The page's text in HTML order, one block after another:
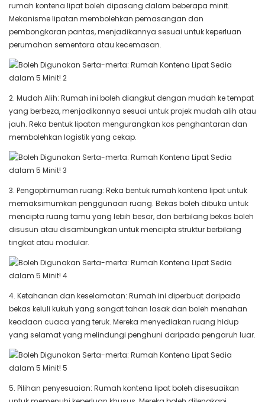
rumah kontena lipat boleh dipasang dalam beberapa minit.
Mekanisme lipatan membolehkan pemasangan dan
pembongkaran pantas, menjadikannya sesuai untuk keperluan
perumahan sementara atau kecemasan.
2. Mudah Alih: Rumah ini boleh diangkut dengan mudah ke tempat
yang berbeza, menjadikannya sesuai untuk projek mudah alih atau
jauh. Reka bentuk lipatan mengurangkan kos penghantaran dan
membolehkan logistik yang cekap.
3. Pengoptimuman ruang: Reka bentuk rumah kontena lipat untuk
memaksimumkan penggunaan ruang. Bekas boleh dibuka untuk
mencipta ruang tamu yang lebih besar, dan berbilang bekas boleh
disusun atau disambungkan untuk mencipta struktur berbilang
tingkat atau modular.
4. Ketahanan dan keselamatan: Rumah ini diperbuat daripada
bekas keluli kukuh yang sangat tahan lasak dan boleh menahan
keadaan cuaca yang teruk. Mereka menyediakan ruang hidup
yang selamat yang melindungi penghuni daripada pengaruh luar.
5. Pilihan penyesuaian: Rumah kontena lipat boleh disesuaikan